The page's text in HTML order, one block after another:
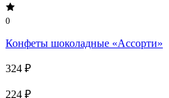
0
Конфеты шоколадные «Ассорти»
324 ₽
224 ₽